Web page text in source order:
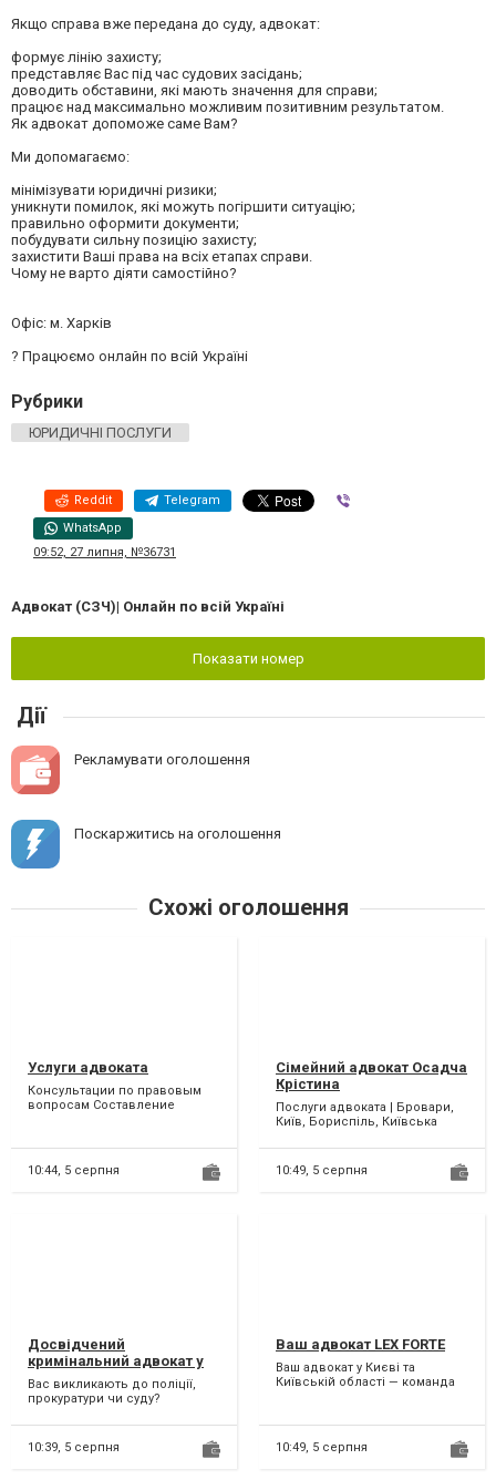
Якщо справа вже передана до суду, адвокат:
формує лінію захисту;
представляє Вас під час судових засідань;
доводить обставини, які мають значення для справи;
працює над максимально можливим позитивним результатом.
Як адвокат допоможе саме Вам?
Ми допомагаємо:
мінімізувати юридичні ризики;
уникнути помилок, які можуть погіршити ситуацію;
правильно оформити документи;
побудувати сильну позицію захисту;
захистити Ваші права на всіх етапах справи.
Чому не варто діяти самостійно?
Офіс: м. Харків
? Працюємо онлайн по всій Україні
Рубрики
ЮРИДИЧНІ ПОСЛУГИ
Reddit Telegram
WhatsApp
09:52, 27 липня, №36731
Адвокат (СЗЧ)| Онлайн по всій Україні
Показати номер
Дії
Рекламувати оголошення
Поскаржитись на оголошення
Схожі оголошення
Услуги адвоката
Консультации по правовым
вопросам Составление
Пре...
10:44, 5 серпня
Сімейний адвокат Осадча
Крістина
Послуги адвоката | Бровари,
Київ, Бориспіль, Київська
звати Осадча Крі...
10:49, 5 серпня
Досвідчений
кримінальний адвокат у
Києві
Вас викликають до поліції,
прокуратури чи суду?
ви свідок і вам нема чог...
10:39, 5 серпня
Ваш адвокат LEX FORTE
Ваш адвокат у Києві та
Київській області — команда
10:49, 5 серпня